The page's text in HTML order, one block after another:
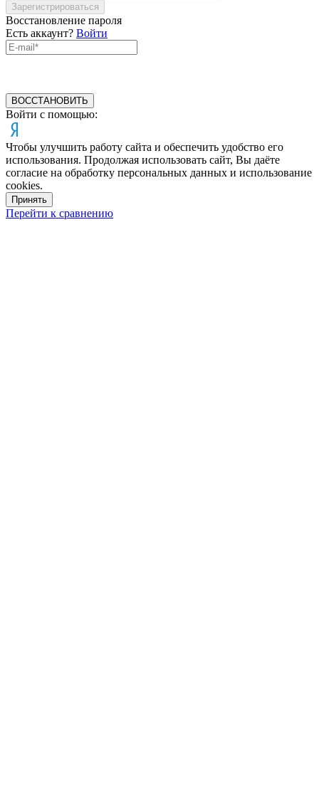
Зарегистрироваться
Восстановление пароля
Есть аккаунт? Войти
ВОССТАНОВИТЬ
Войти с помощью:
Чтобы улучшить работу сайта и обеспечить удобство его
использования. Продолжая использовать сайт, Вы даёте
согласие на обработку персональных данных и использование
cookies.
Принять
Перейти к сравнению